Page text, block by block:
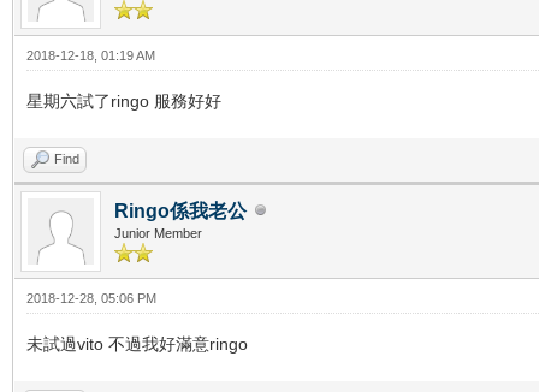
2018-12-18, 01:19 AM
星期六試了ringo 服務好好
Find
Ringo係我老公
Junior Member
2018-12-28, 05:06 PM
未試過vito 不過我好滿意ringo